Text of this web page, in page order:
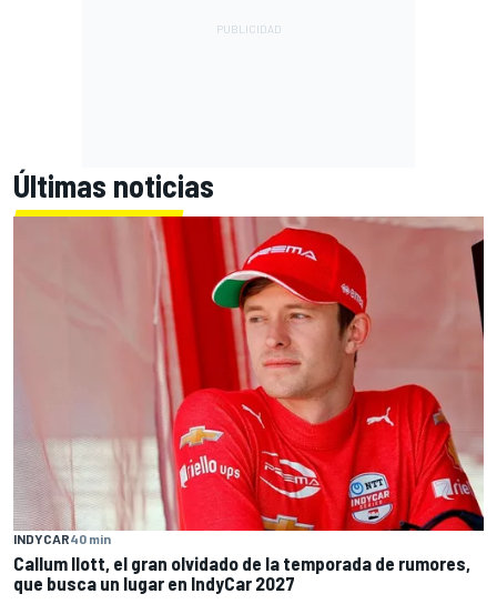
Últimas noticias
INDYCAR40 min
Callum Ilott, el gran olvidado de la temporada de rumores,
que busca un lugar en IndyCar 2027